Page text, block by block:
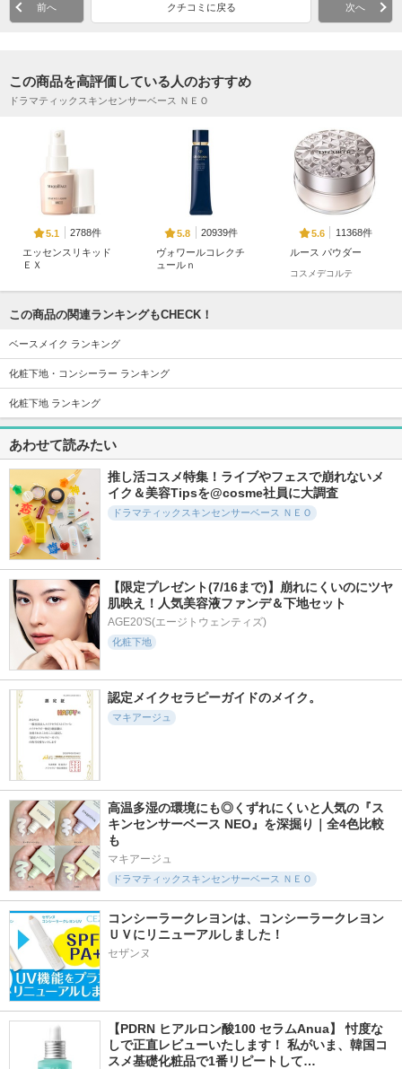
前へ クチコミに戻る 次へ
この商品を高評価している人のおすすめ
ドラマティックスキンセンサーベース ＮＥＯ
5.1
2788件
エッセンスリキッド
ＥＸ
5.8
20939件
ヴォワールコレクチ
ュールｎ
5.6
11368件
ルース パウダー
コスメデコルテ
5.2
6241件
メイク キープ ミス
ト EX ＋
ライトリフレクティ
NARS
サンシェルター マ
コスメデコルテ
5.4
4431件
UVイデア XL プロテ
クショントーンアッ
プ ローズ+
ラ ロッシュ ポゼ
5.1
4824件
ドラマティックパウ
ダリー ＥＸ
マキアージュ
5.4
5766件
プリズム・リーブル
5.5
3968件
ケアレボリューショ
ン ブライトニング
＋ ba
エリクシール
ション
SHISEIDO
キン コレクト コン
シーラー
5.2
4948件
エリクシール デー
ケアレボリューショ
ン トーンアップ SP
＋ aa
tfit
ランコム
この商品の関連ランキングもCHECK！
ベースメイク ランキング
化粧下地・コンシーラー ランキング
化粧下地 ランキング
あわせて読みたい
推し活コスメ特集！ライブやフェスで崩れないメ
イク＆美容Tipsを@cosme社員に大調査
ドラマティックスキンセンサーベース ＮＥＯ
【限定プレゼント(7/16まで)】崩れにくいのにツヤ
肌映え！人気美容液ファンデ＆下地セット
AGE20'S(エージトウェンティズ)
化粧下地
認定メイクセラピーガイドのメイク。
マキアージュ
高温多湿の環境にも◎くずれにくいと人気の『ス
キンセンサーベース NEO』を深掘り｜全4色比較
も
マキアージュ
ドラマティックスキンセンサーベース ＮＥＯ
コンシーラークレヨンは、コンシーラークレヨン
ＵＶにリニューアルしました！
セザンヌ
【PDRN ヒアルロン酸100 セラムAnua】 忖度な
しで正直レビューいたします！ 私がいま、韓国コ
スメ基礎化粧品で1番リピートして…